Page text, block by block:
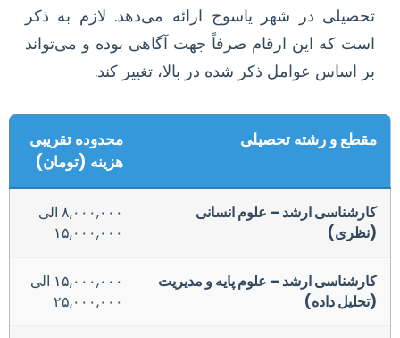
تحصیلی در شهر یاسوج ارائه می‌دهد. لازم به ذکر
است که این ارقام صرفاً جهت آگاهی بوده و می‌تواند
بر اساس عوامل ذکر شده در بالا، تغییر کند.
مقطع و رشته تحصیلی
محدوده تقریبی
هزینه (تومان)
کارشناسی ارشد – علوم انسانی
(نظری)
۸,۰۰۰,۰۰۰ الی
۱۵,۰۰۰,۰۰۰
کارشناسی ارشد – علوم پایه و مدیریت
(تحلیل داده)
۱۵,۰۰۰,۰۰۰ الی
۲۵,۰۰۰,۰۰۰